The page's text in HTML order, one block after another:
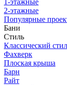
1-этажные
2-этажные
Популярные
Бани
Стиль
Классический
Фахверк
Плоская крыша
Барн
Райт